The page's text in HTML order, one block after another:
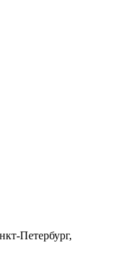
Петербург,